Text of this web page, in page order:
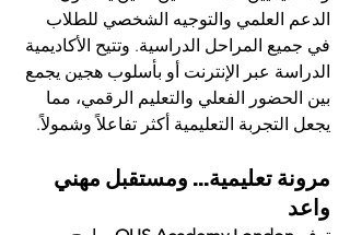
الدعم العلمي والتوجيه الشخصي للطلاب
في جميع المراحل الدراسية. وتتيح الأكاديمية
الدراسة عبر الإنترنت أو بأسلوب هجين يجمع
بين الحضور الفعلي والتعليم الرقمي، مما
يجعل التجربة التعليمية أكثر تفاعلاً وشمولاً.
مرونة تعليمية... ومستقبل مهني
واعد